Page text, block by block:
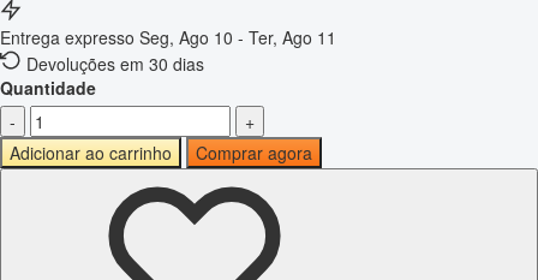
Entrega expresso Seg, Ago 10 - Ter, Ago 11
Devoluções em 30 dias
Quantidade
-
+
Adicionar ao carrinho
Comprar agora